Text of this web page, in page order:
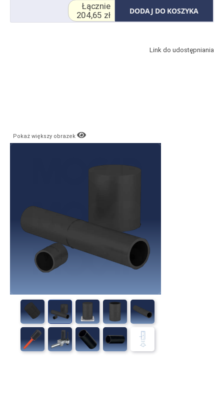
DODAJ DO KOSZYKA
Łącznie
204,65 zł
Link do udostępniania
Pokaż większy obrazek